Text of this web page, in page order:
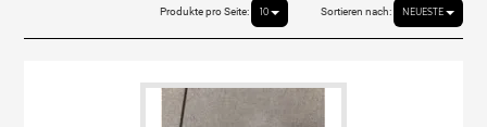
Sortieren nach: NEUESTE
Produkte pro Seite: 10